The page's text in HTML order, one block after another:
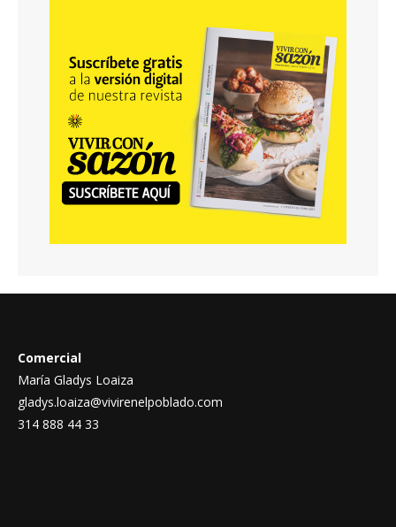
Comercial
María Gladys Loaiza
gladys.loaiza@vivirenelpoblado.com
314 888 44 33